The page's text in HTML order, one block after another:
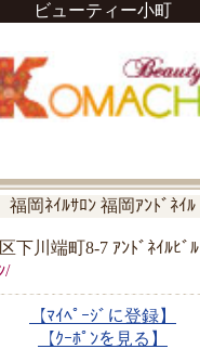
ビューティー小町
福岡ﾈｲﾙｻﾛﾝ 福岡ｱﾝﾄﾞﾈｲﾙ
下川端町8-7 ｱﾝﾄﾞﾈｲﾙﾋﾞﾙ
/
【ﾏｲﾍﾟｰｼﾞに登録】
【ｸｰﾎﾟﾝを見る】